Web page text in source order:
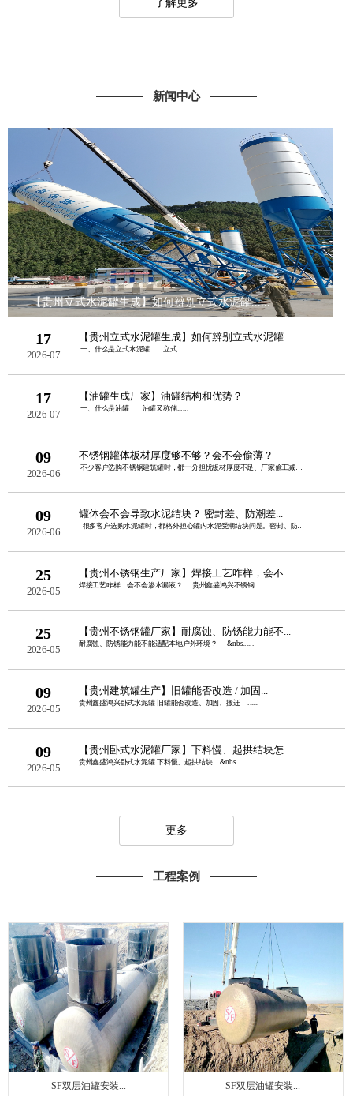
新闻中心
【贵州立式水泥罐生成】如何辨别立式水泥罐......
17
2026-07
【贵州立式水泥罐生成】如何辨别立式水泥罐...
一、什么是立式水泥罐 立式......
17
2026-07
【油罐生成厂家】油罐结构和优势？
一、什么是油罐 油罐又称储......
09
2026-06
不锈钢罐体板材厚度够不够？会不会偷薄？
不少客户选购不锈钢建筑罐时，都十分担忧板材厚度不足、厂家偷工减料。板......
09
2026-06
罐体会不会导致水泥结块？ 密封差、防潮差...
很多客户选购水泥罐时，都格外担心罐内水泥受潮结块问题。密封、防潮性......
25
2026-05
【贵州不锈钢生产厂家】焊接工艺咋样，会不...
焊接工艺咋样，会不会渗水漏液？ 贵州鑫盛鸿兴不锈钢......
25
2026-05
【贵州不锈钢罐厂家】耐腐蚀、防锈能力能不...
耐腐蚀、防锈能力能不能适配本地户外环境？ &nbs......
09
2026-05
【贵州建筑罐生产】旧罐能否改造 / 加固...
贵州鑫盛鸿兴卧式水泥罐 旧罐能否改造、加固、搬迁 ......
09
2026-05
【贵州卧式水泥罐厂家】下料慢、起拱结块怎...
贵州鑫盛鸿兴卧式水泥罐 下料慢、起拱结块 &nbs......
更多
工程案例
SF双层油罐安装... SF双层油罐安装...